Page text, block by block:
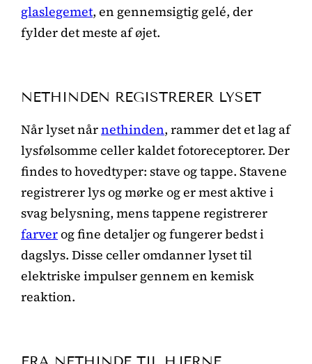
glaslegemet, en gennemsigtig gelé, der
fylder det meste af øjet.
NETHINDEN REGISTRERER LYSET
Når lyset nårnethinden, rammer det et lag af
lysfølsomme celler kaldet fotoreceptorer. Der
findes to hovedtyper: stave og tappe. Stavene
registrerer lys og mørke og er mest aktive i
svag belysning, mens tappene registrerer
farverog fine detaljer og fungerer bedst i
dagslys. Disse celler omdanner lyset til
elektriske impulser gennem en kemisk
reaktion.